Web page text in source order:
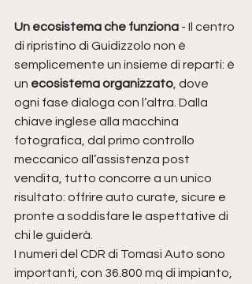
Un ecosistema che funziona - Il centro
di ripristino di Guidizzolo non è
semplicemente un insieme di reparti: è
un ecosistema organizzato , dove
ogni fase dialoga con l’altra. Dalla
chiave inglese alla macchina
fotografica, dal primo controllo
meccanico all’assistenza post
vendita, tutto concorre a un unico
risultato: offrire auto curate, sicure e
pronte a soddisfare le aspettative di
chi le guiderà.
I numeri del CDR di Tomasi Auto sono
importanti, con 36.800 mq di impianto,